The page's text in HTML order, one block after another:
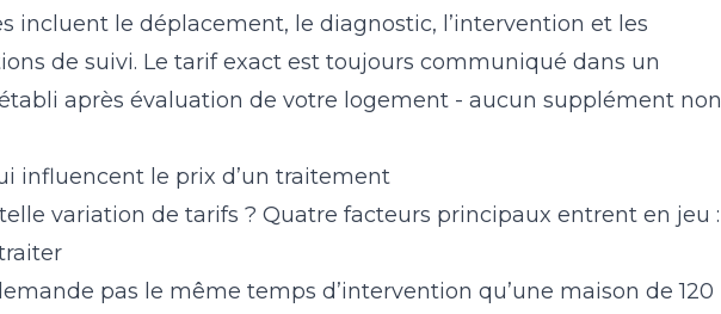
incluent le déplacement, le diagnostic, l’intervention et les
de suivi. Le tarif exact est toujours communiqué dans un
après évaluation de votre logement - aucun supplément non
influencent le prix d’un traitement
variation de tarifs ? Quatre facteurs principaux entrent en jeu :
pas le même temps d’intervention qu’une maison de 120